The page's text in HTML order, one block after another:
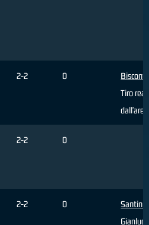
2-2 0
Bisconti
Tiro
dall'area
2-2 0
2-2 0
Santini
Gianluca